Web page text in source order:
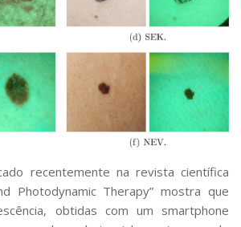
recentemente na revista científica
Photodynamic Therapy” mostra que
obtidas com um smartphone